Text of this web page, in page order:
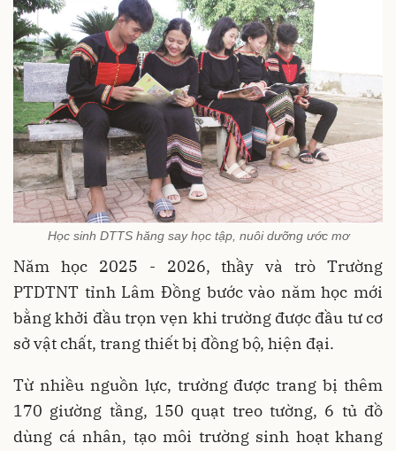
Học sinh DTTS hăng say học tập, nuôi dưỡng ước mơ
Năm học 2025 - 2026, thầy và trò Trường
PTDTNT tỉnh Lâm Đồng bước vào năm học mới
bằng khởi đầu trọn vẹn khi trường được đầu tư cơ
sở vật chất, trang thiết bị đồng bộ, hiện đại.
Từ nhiều nguồn lực, trường được trang bị thêm
170 giường tầng, 150 quạt treo tường, 6 tủ đồ
dùng cá nhân, tạo môi trường sinh hoạt khang